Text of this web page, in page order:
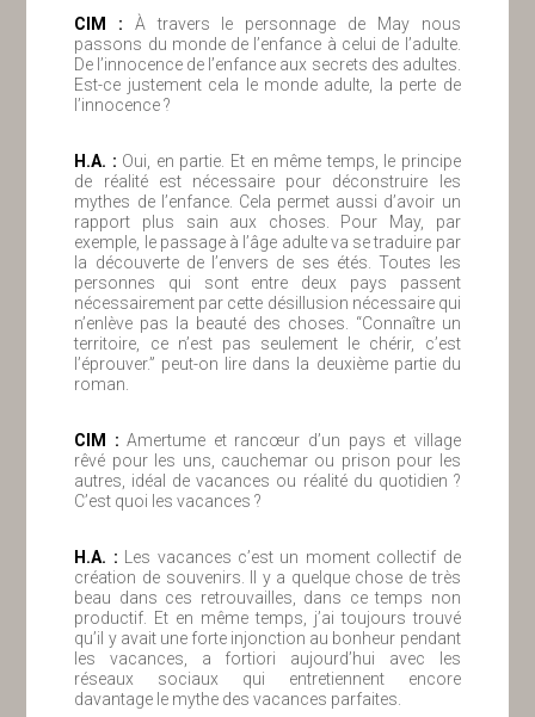
ClM : À travers le personnage de May nous
passons du monde de l’enfance à celui de l’adulte.
De l’innocence de l’enfance aux secrets des adultes.
Est-ce justement cela le monde adulte, la perte de
l’innocence ?
H.A. : Oui, en partie. Et en même temps, le principe
de réalité est nécessaire pour déconstruire les
mythes de l’enfance. Cela permet aussi d’avoir un
rapport plus sain aux choses. Pour May, par
exemple, le passage à l’âge adulte va se traduire par
la découverte de l’envers de ses étés. Toutes les
personnes qui sont entre deux pays passent
nécessairement par cette désillusion nécessaire qui
n’enlève pas la beauté des choses. “Connaître un
territoire, ce n’est pas seulement le chérir, c’est
l’éprouver.” peut-on lire dans la deuxième partie du
roman.
ClM :Amertume et rancœur d’un pays et village
rêvé pour les uns, cauchemar ou prison pour les
autres, idéal de vacances ou réalité du quotidien ?
C’est quoi les vacances ?
H.A. : Les vacances c’est un moment collectif de
création de souvenirs. Il y a quelque chose de très
beau dans ces retrouvailles, dans ce temps non
productif. Et en même temps, j’ai toujours trouvé
qu’il y avait une forte injonction au bonheur pendant
les vacances, a fortiori aujourd’hui avec les
réseaux sociaux qui entretiennent encore
davantage le mythe des vacances parfaites.